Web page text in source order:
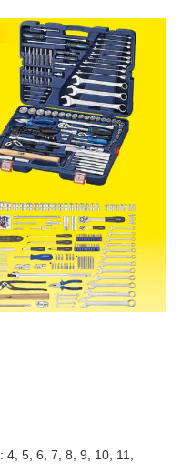
4, 5, 6, 7, 8, 9, 10, 11,